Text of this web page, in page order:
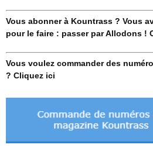
Vous abonner à Kountrass ? Vous
pour le faire : passer par Allodons !
Vous voulez commander des
? Cliquez ici